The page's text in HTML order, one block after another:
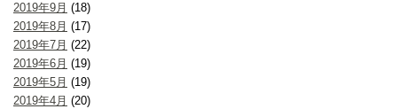
2019年9月 (18)
2019年8月 (17)
2019年7月 (22)
2019年6月 (19)
2019年5月 (19)
2019年4月 (20)